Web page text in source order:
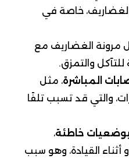
خاصة في
مرونة الغضاريف مع
والتمزق.
المباشرة، مثل
والتي قد تسبب تلفًا
بوضعيات خاطئة،
القيادة، وهو سبب